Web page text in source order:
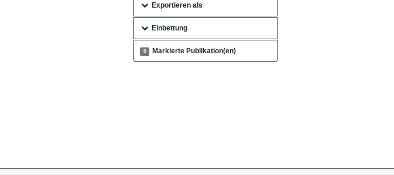
Exportieren als
Einbettung
0 Markierte Publikation(en)